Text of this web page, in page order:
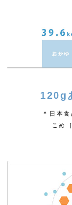
120g
＊日本
こめ